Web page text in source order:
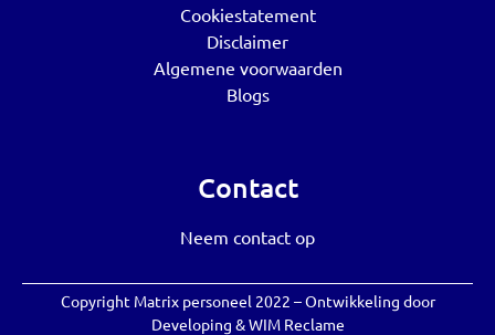
Cookiestatement
Disclaimer
Algemene voorwaarden
Blogs
Contact
Neem contact op
Copyright Matrix personeel 2022 – Ontwikkeling door
Developing &WIM Reclame